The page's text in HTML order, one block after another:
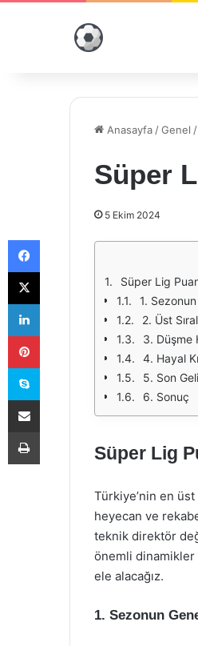
Anasayfa /Genel /
Süper
5 Ekim 2024
Süper Lig
1.
2. Üst
3. Düşme
4. Hayal
5. Son
6. Sonuç
Süper Lig
Türkiye’nin en
heyecan ve
teknik direktör
önemli dinamikler
ele alacağız.
1. Sezonun
Facebook
X
LinkedIn
Pinterest
Skype
E-Posta ile paylaş